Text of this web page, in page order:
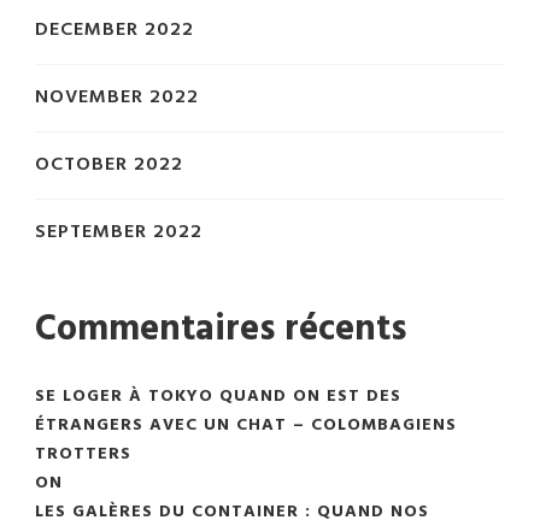
DECEMBER 2022
NOVEMBER 2022
OCTOBER 2022
SEPTEMBER 2022
Commentaires récents
SE LOGER À TOKYO QUAND ON EST DES
ÉTRANGERS AVEC UN CHAT – COLOMBAGIENS
TROTTERS
ON
LES GALÈRES DU CONTAINER : QUAND NOS